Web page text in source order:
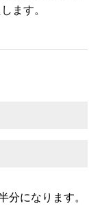
ます。
分になります。